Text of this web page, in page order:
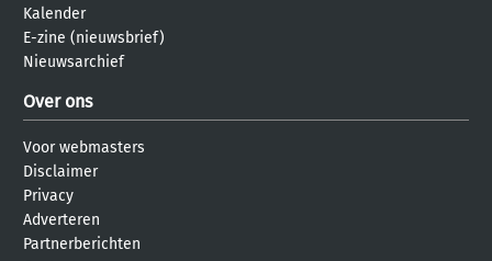
Kalender
E-zine (nieuwsbrief)
Nieuwsarchief
Over ons
Voor webmasters
Disclaimer
Privacy
Adverteren
Partnerberichten